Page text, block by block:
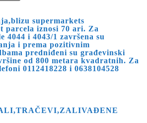
supermarkets
parcela iznosi 70 ari. Za
4044 i 4043/1 završena su
i prema pozitivnim
predniđeni su građevinski
od 800 metara kvadratnih. Za
0112418228 i 0638104528